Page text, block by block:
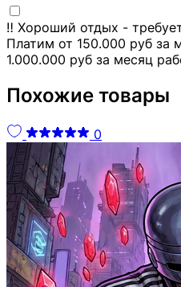
‼️ Хороший отдых -
Платим от 150.000 руб за
1.000.000 руб за месяц
Похожие товары
0